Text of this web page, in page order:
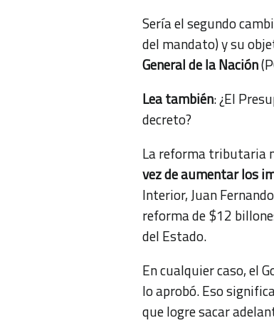
Sería el segundo
del mandato) y su
General de la Nación
Lea también:¿El
decreto?
La reforma tributaria
vez de aumentar los
Interior, Juan
reforma de $12
del Estado.
En cualquier caso, el
lo aprobó. Eso
que logre sacar